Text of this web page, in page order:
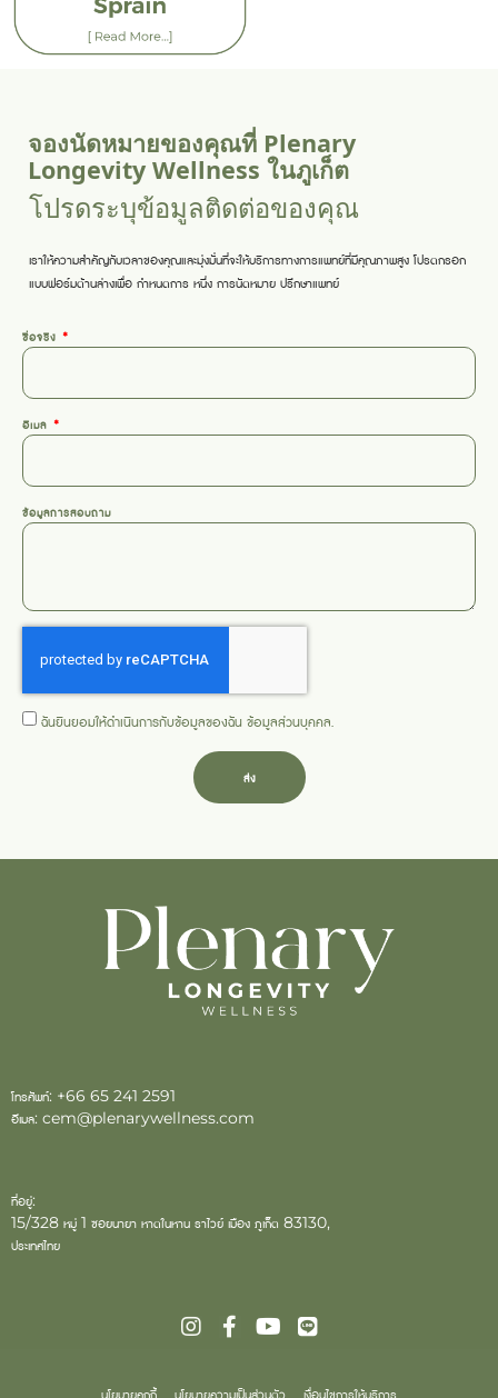
จองนัดหมายของคุณที่ Plenary
Longevity Wellness ในภูเก็ต
โปรดระบุข้อมูลติดต่อของคุณ
เราให้ความสำคัญกับเวลาของคุณและมุ่งมั่นที่จะให้บริการทางการแพทย์ที่มีคุณภาพสูง โปรดกรอก
แบบฟอร์มด้านล่างเพื่อ กำหนดการ หนึ่ง การนัดหมาย ปรึกษาแพทย์
ชื่อจริง
อีเมล
ข้อมูลการสอบถาม
ฉันยินยอมให้ดำเนินการกับข้อมูลของฉัน ข้อมูลส่วนบุคคล.
ส่ง
โทรศัพท์: +66 65 241 2591
อีเมล: cem@plenarywellness.com
ที่อยู่:
15/328 หมู่ 1 ซอยนายา หาดในหาน ราไวย์ เมือง ภูเก็ต 83130,
ประเทศไทย
นโยบายคุกกี้ นโยบายความเป็นส่วนตัว เงื่อนไขการให้บริการ